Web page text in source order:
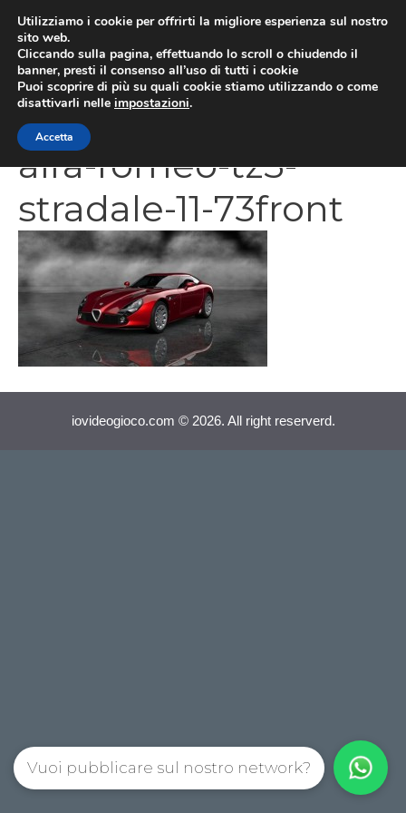
contenuto
1368636079-2574-
alfa-romeo-tz3-
stradale-11-73front
iovideogioco.com © 2026. All right reserverd.
Utilizziamo i cookie per offrirti la migliore esperienza sul nostro
sito web.
Cliccando sulla pagina, effettuando lo scroll o chiudendo il
banner, presti il consenso all’uso di tutti i cookie
Puoi scoprire di più su quali cookie stiamo utilizzando o come
disattivarli nelle impostazioni.
Accetta
Vuoi pubblicare sul nostro network?